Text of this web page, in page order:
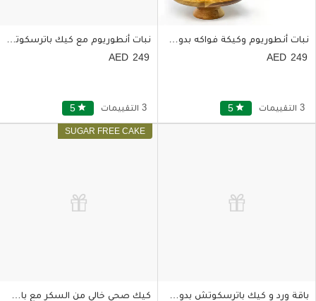
نبات أنطوريوم وكيكة فواكه بدون سكر
249
5 star 3 التقييمات
نبات أنطوريوم مع كيك باترسكوتش بدون سكر
249
5 star 3 التقييمات
باقة ورد و كيك باترسكوتش بدون سكر
كيك صحي خالي من السكر مع باقة من الورد